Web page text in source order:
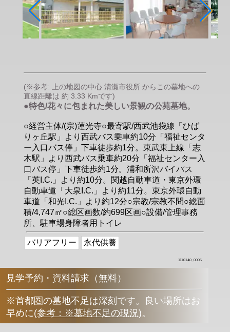
(※参考: 上の地図の中心 清瀬市役所 からこの墓地への
直線距離は 約 3.33 Kmです)
●特色/花々に包まれた美しい景観の公苑墓地。
○経営主体/(宗)蓮光寺○最寄駅/西武池袋線「ひば
りヶ丘駅」より西武バス乗車約10分「福祉センタ
ー入口バス停」下車徒歩約1分。東武東上線「志
木駅」より西武バス乗車約20分「福祉センター入
口バス停」下車徒歩約1分。浦和所沢バイパス
「英I.C.」より約10分。関越自動車道・東京外環
自動車道「大泉I.C.」より約11分。東京外環自動
車道「和光I.C.」より約12分○宗教/宗教不問○総面
積/4,747㎡○総区画数/約699区画○設備/管理事務
所、駐車場身障者用トイレ
バリアフリー 永代供養
1110140_0005
見学予約・資料請求（無料）
※首都圏の墓地不足は深刻です。良い場所はお
早めに(参考：※墓地不足の現況)。